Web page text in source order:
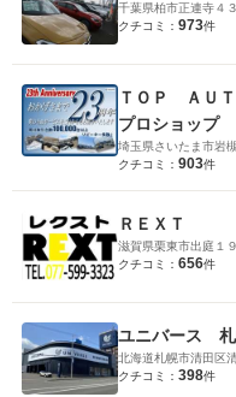
千葉県柏市正連寺４
クチコミ： 973件
ＴＯＰ ＡＵ
プロショップ
埼玉県さいたま市岩
クチコミ： 903件
ＲＥＸＴ
滋賀県栗東市出庭１
クチコミ： 656件
ユニバース
北海道札幌市清田区
クチコミ： 398件